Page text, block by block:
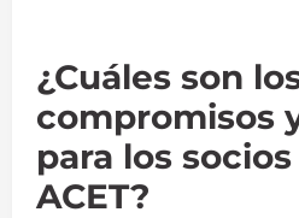
¿Cuáles son
compromisos
para los
ACET?